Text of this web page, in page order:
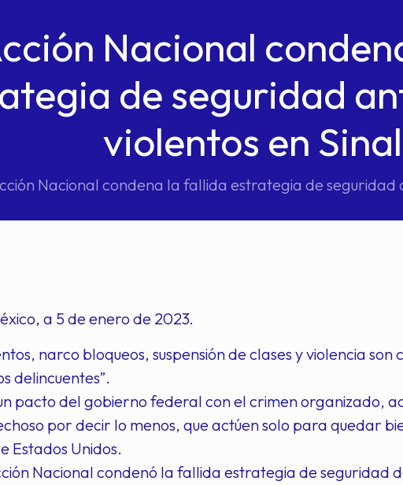
Nacional
de seguridad
violentos en
Nacional condena la fallida estrategia de seguridad
a 5 de enero de 2023.
narco bloqueos, suspensión de clases y violencia
delincuentes”.
pacto del gobierno federal con el crimen organizado,
por decir lo menos, que actúen solo para quedar
Estados Unidos.
Nacional condenó la fallida estrategia de seguridad